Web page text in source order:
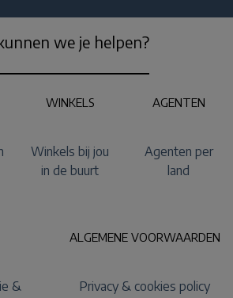
we je helpen?
WINKELS
Winkels bij jou
in de buurt
AGENTEN
Agenten per
land
&
ALGEMENE VOORWAARDEN
Privacy & cookies policy